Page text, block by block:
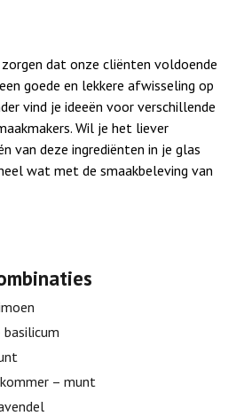
dat onze cliënten voldoende
goede en lekkere afwisseling op
vind je ideeën voor verschillende
Wil je het liever
van deze ingrediënten in je glas
wat met de smaakbeleving van
– munt